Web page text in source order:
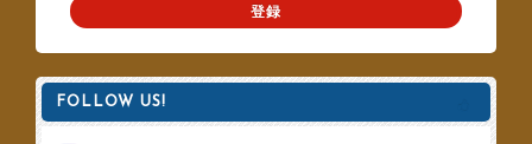
登録
FOLLOW US!